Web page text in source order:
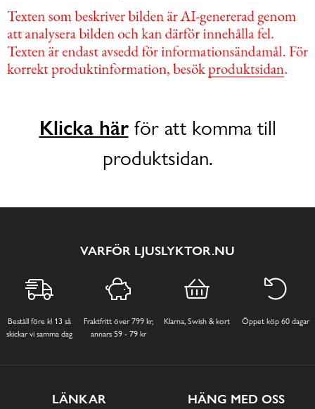
Klicka härför att komma till
produktsidan.
VARFÖR LJUSLYKTOR.NU
Beställ före kl 13 så
skickar vi samma dag
Fraktfritt över 799 kr,
annars 59 - 79 kr
Klarna, Swish & kort Öppet köp 60 dagar
LÄNKAR HÄNG MED OSS